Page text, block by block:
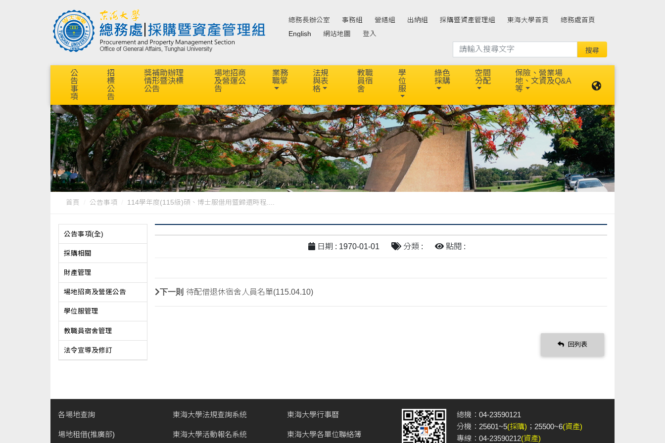
總務長辦公室 事務組 營繕組 出納組 採購暨資產管理組 東海大學首頁
總務處首頁
English
網站地圖 登入
公
告
事
項
招
標
公
告
獎補助辦理
情形暨決標
公告
場地招商
及營運公
告
業務
職掌
法規
與表
格
教職
員宿
舍
學
位
服
綠色
採購
空間
分配
保險、營業場
地、文資及Q&A
等
首頁 公告事項 114學年度(115級)碩、博士服借用暨歸還時程....
公告事項(全)
採購相關
財產管理
場地招商及營運公告
學位服管理
教職員宿舍管理
法令宣導及修訂
日期 : 1970-01-01 分類 : 點閱 :
下一則 待配借退休宿舍人員名單(115.04.10)
回列表
各場地查詢
場地租借(推廣部)
東海大學法規查詢系統
東海大學活動報名系統
東海大學行事曆
東海大學各單位聯絡簿
總機：04-23590121
分機：25601~5(採購) ；25500~6(資產)
專線：04-23590212(資產)